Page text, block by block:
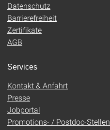
Datenschutz
Barrierefreiheit
Zertifikate
AGB
Services
Kontakt & Anfahrt
Presse
Jobportal
Promotions- / Postdoc-Stellen